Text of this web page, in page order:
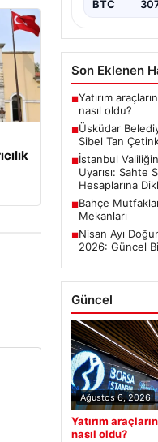
BTC
Son Eklenen
■Yatırım
nasıl oldu?
■Üsküdar
Sibel Tan
■İstanbul
Uyarısı: Sahte
Hesaplarına
■Bahçe
Mekanları
■Nisan Ayı
2026: Güncel
Güncel
Ağustos 6, 2026
Yatırım
nasıl oldu?